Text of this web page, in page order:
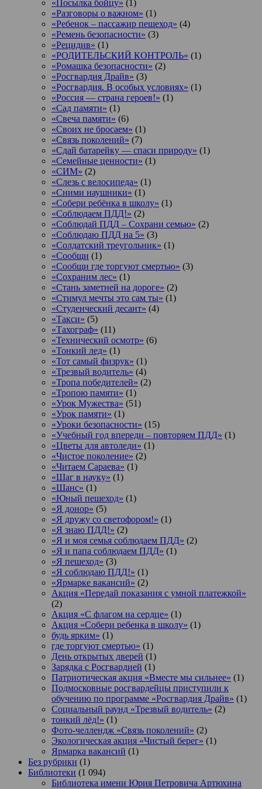
«Посылка бойцу» (1)
«Разговоры о важном» (1)
«Ребенок – пассажир пешеход» (4)
«Ремень безопасности» (3)
«Рецидив» (1)
«РОДИТЕЛЬСКИЙ КОНТРОЛЬ» (1)
«Ромашка безопасности» (2)
«Росгвардия Драйв» (3)
«Росгвардия. В особых условиях» (1)
«Россия — страна героев!» (1)
«Сад памяти» (1)
«Свеча памяти» (6)
«Своих не бросаем» (1)
«Связь поколений» (7)
«Сдай батарейку — спаси природу» (1)
«Семейные ценности» (1)
«СИМ» (2)
«Слезь с велосипеда» (1)
«Сними наушники» (1)
«Собери ребёнка в школу» (1)
«Соблюдаем ПДД!» (2)
«Соблюдай ПДД – Сохрани семью» (2)
«Соблюдаю ПДД на 5» (3)
«Солдатский треугольник» (1)
«Сообщи (1)
«Сообщи где торгуют смертью» (3)
«Сохраним лес» (1)
«Стань заметней на дороге» (2)
«Стимул мечты это сам ты» (1)
«Студенческий десант» (4)
«Такси» (5)
«Тахограф» (11)
«Технический осмотр» (6)
«Тонкий лед» (1)
«Тот самый физрук» (1)
«Трезвый водитель» (4)
«Тропа победителей» (2)
«Тропою памяти» (1)
«Урок Мужества» (51)
«Урок памяти» (1)
«Уроки безопасности» (15)
«Учебный год впереди – повторяем ПДД» (1)
«Цветы для автоледи» (1)
«Чистое поколение» (2)
«Читаем Сараева» (1)
«Шаг в науку» (1)
«Шанс» (1)
«Юный пешеход» (1)
«Я донор» (5)
«Я дружу со светофором!» (1)
«Я знаю ПДД!» (2)
«Я и моя семья соблюдаем ПДД» (2)
«Я и папа соблюдаем ПДД» (1)
«Я пешеход» (3)
«Я соблюдаю ПДД!» (1)
«Ярмарке вакансий» (2)
Акция «Передай показания с умной платежкой»
(2)
Акция «С флагом на сердце» (1)
Акция «Собери ребенка в школу» (1)
будь ярким» (1)
где торгуют смертью» (1)
День открытых дверей (1)
Зарядка с Росгвардией (1)
Патриотическая акция «Вместе мы сильнее» (1)
Подмосковные росгвардейцы приступили к
обучению по программе «Росгвардия Драйв» (1)
Социальный раунд «Трезвый водитель» (2)
тонкий лёд!» (1)
Фото-челлендж «Связь поколений» (2)
Экологическая акция «Чистый берег» (1)
Ярмарка вакансий (1)
Без рубрики (1)
Библиотеки (1 094)
Библиотека имени Юрия Петровича Артюхина